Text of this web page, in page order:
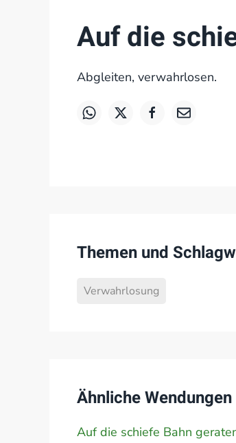
Auf die
Abgleiten, verwahrlosen.
Themen und
Verwahrlosung
Ähnliche
Auf die schiefe Bahn